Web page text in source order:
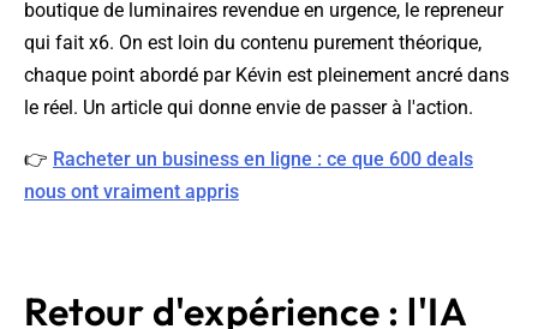
boutique de luminaires revendue en urgence, le repreneur
qui fait x6. On est loin du contenu purement théorique,
chaque point abordé par Kévin est pleinement ancré dans
le réel. Un article qui donne envie de passer à l'action.
👉 Racheter un business en ligne : ce que 600 deals
nous ont vraiment appris
Retour d'expérience : l'IA